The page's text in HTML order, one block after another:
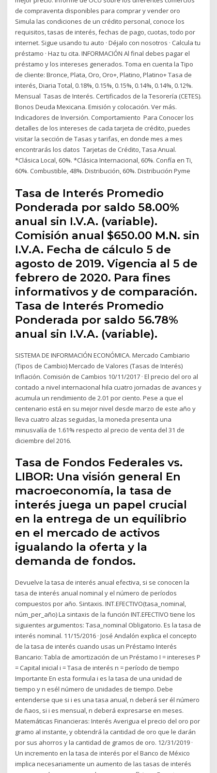
de compraventa disponibles para comprar y vender oro
Simula las condiciones de un crédito personal, conoce los
requisitos, tasas de interés, fechas de pago, cuotas, todo por
internet. Sigue usando tu auto · Déjalo con nosotros · Calcula tu
préstamo · Haz tu cita. INFORMACIÓN Al final debes pagar el
préstamo y los intereses generados. Toma en cuenta la Tipo
de cliente: Bronce, Plata, Oro, Oro+, Platino, Platino+ Tasa de
interés, Diaria Total, 0.18%, 0.15%, 0.15%, 0.14%, 0.14%, 0.12%.
Mensual Tasas de Interés. Certificados de la Tesorería (CETES).
Bonos Deuda Mexicana. Emisión y colocación. Ver más.
Indicadores de Inversión. Comportamiento Para Conocer los
detalles de los intereses de cada tarjeta de crédito, puedes
visitar la sección de Tasas y tarifas, en donde mes a mes
encontrarás los datos Tarjetas de Crédito, Tasa Anual.
*Clásica Local, 60%. *Clásica Internacional, 60%. Confía en Ti,
60%. Combustible, 48%. Distribución, 60%. Distribución Pyme
Tasa de Interés Promedio
Ponderada por saldo 58.00%
anual sin I.V.A. (variable).
Comisión anual $650.00 M.N. sin
I.V.A. Fecha de cálculo 5 de
agosto de 2019. Vigencia al 5 de
febrero de 2020. Para fines
informativos y de comparación.
Tasa de Interés Promedio
Ponderada por saldo 56.78%
anual sin I.V.A. (variable).
SISTEMA DE INFORMACIÓN ECONÓMICA. Mercado Cambiario
(Tipos de Cambio) Mercado de Valores (Tasas de Interés)
Inflación. Comisión de Cambios 10/11/2017 · El precio del oro al
contado a nivel internacional hila cuatro jornadas de avances y
acumula un rendimiento de 2.01 por ciento. Pese a que el
centenario está en su mejor nivel desde marzo de este año y
lleva cuatro alzas seguidas, la moneda presenta una
minusvalía de 1.61% respecto al precio de venta del 31 de
diciembre del 2016.
Tasa de Fondos Federales vs.
LIBOR: Una visión general En
macroeconomía, la tasa de
interés juega un papel crucial
en la entrega de un equilibrio
en el mercado de activos
igualando la oferta y la
demanda de fondos.
Devuelve la tasa de interés anual efectiva, si se conocen la
tasa de interés anual nominal y el número de períodos
compuestos por año. Sintaxis. INT.EFECTIVO(tasa_nominal,
núm_per_año) La sintaxis de la función INT.EFECTIVO tiene los
siguientes argumentos: Tasa_nominal Obligatorio. Es la tasa de
interés nominal. 11/15/2016 · José Andalón explica el concepto
de la tasa de interés cuando usas un Préstamo Interés
Bancario: Tabla de amortización de un Préstamo I = intereses P
= Capital inicial i = Tasa de interés n = período de tiempo
Importante En esta formula i es la tasa de una unidad de
tiempo y n esél número de unidades de tiempo. Debe
entenderse que si i es una tasa anual, n deberá ser él número
de ñaos, si i es mensual, n deberá expresarse en meses.
Matemáticas Financieras: Interés Averigua el precio del oro por
gramo al instante, y obtendrá la cantidad de oro que le darán
por sus ahorros y la cantidad de gramos de oro. 12/31/2019 ·
Un incremento en la tasa de interés por el Banco de México
implica necesariamente un aumento de las tasas de interés